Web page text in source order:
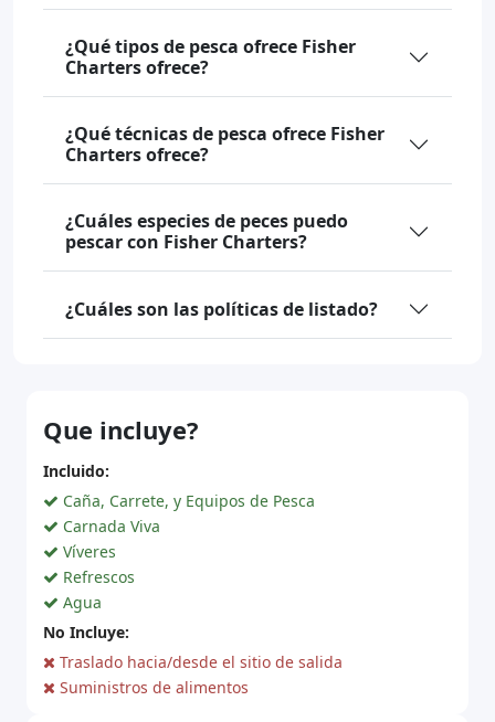
¿Qué tipos de pesca ofrece Fisher
Charters ofrece?
¿Qué técnicas de pesca ofrece Fisher
Charters ofrece?
¿Cuáles especies de peces puedo
pescar con Fisher Charters?
¿Cuáles son las políticas de listado?
Que incluye?
Incluido:
Caña, Carrete, y Equipos de Pesca
Carnada Viva
Víveres
Refrescos
Agua
No Incluye:
Traslado hacia/desde el sitio de salida
Suministros de alimentos